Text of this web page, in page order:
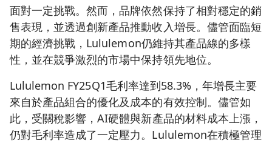
面對一定挑戰。然而，品牌依然保持了相對穩定的銷
售表現，並透過創新產品推動收入增長。儘管面臨短
期的經濟挑戰，Lululemon仍維持其產品線的多樣
性，並在競爭激烈的市場中保持領先地位。
Lululemon FY25Q1毛利率達到58.3%，年增長主要
來自於產品組合的優化及成本的有效控制。儘管如
此，受關稅影響，AI硬體與新產品的材料成本上漲，
仍對毛利率造成了一定壓力。Lululemon在積極管理